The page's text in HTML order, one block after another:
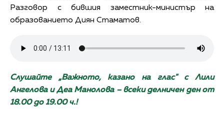
Разговор с бившия заместник-министър на
образованието Диян Стаматов.
Слушайте „Важното, казано на глас" с Лили
Ангелова и Деа Манолова – всеки делничен ден от
18.00 до 19.00 ч.!